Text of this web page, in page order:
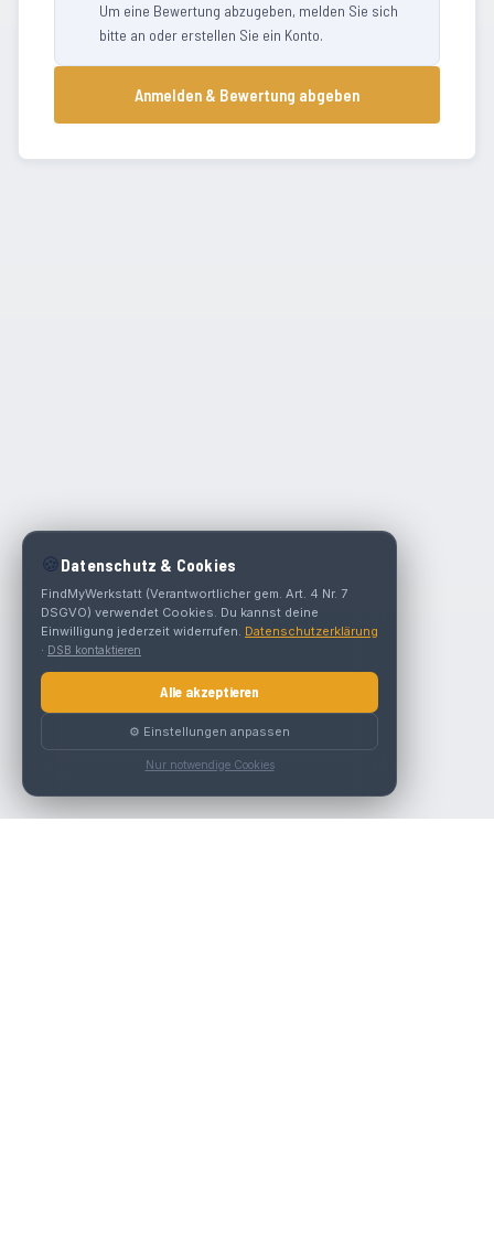
Um eine Bewertung abzugeben, melden Sie sich
bitte an oder erstellen Sie ein Konto.
Anmelden & Bewertung abgeben
🍪 Datenschutz & Cookies
FindMyWerkstatt (Verantwortlicher gem. Art. 4 Nr. 7
DSGVO) verwendet Cookies. Du kannst deine
Einwilligung jederzeit widerrufen. Datenschutzerklärung
· DSB kontaktieren
Alle akzeptieren
⚙️ Einstellungen anpassen
Nur notwendige Cookies